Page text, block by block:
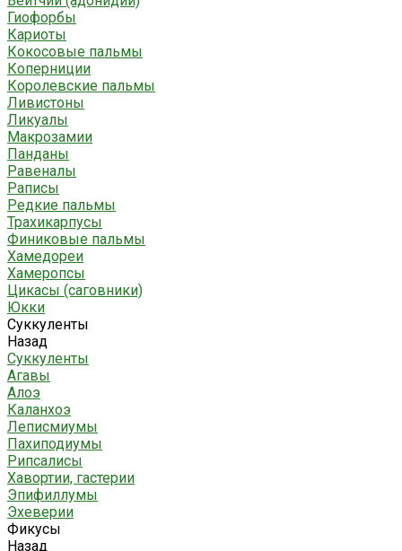
Гиофорбы
Кариоты
Кокосовые пальмы
Коперниции
Королевские пальмы
Ливистоны
Ликуалы
Макрозамии
Панданы
Равеналы
Раписы
Редкие пальмы
Трахикарпусы
Финиковые пальмы
Хамедореи
Хамеропсы
Цикасы (саговники)
Юкки
Суккуленты
Назад
Суккуленты
Агавы
Алоэ
Каланхоэ
Леписмиумы
Пахиподиумы
Рипсалисы
Хавортии, гастерии
Эпифиллумы
Эхеверии
Фикусы
Назад